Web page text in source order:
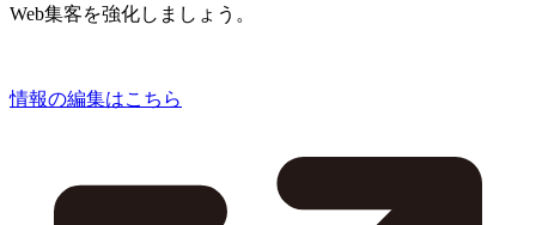
Web集客を強化しましょう。
情報の編集はこちら